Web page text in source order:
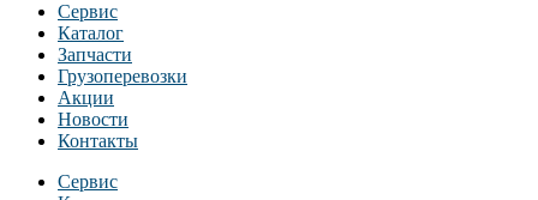
Сервис
Каталог
Запчасти
Грузоперевозки
Акции
Новости
Контакты
Сервис